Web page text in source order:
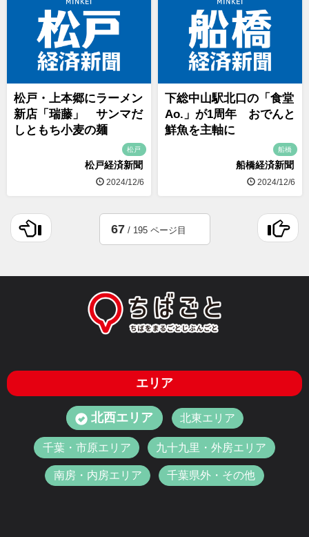
松戸・上本郷にラーメン
新店「瑞藤」 サンマだ
しともち小麦の麺
松戸
松戸経済新聞
2024/12/6
下総中山駅北口の「食堂
Ao.」が1周年 おでんと
鮮魚を主軸に
船橋
船橋経済新聞
2024/12/6
67 / 195 ページ目
エリア
北西エリア 北東エリア
千葉・市原エリア 九十九里・外房エリア
南房・内房エリア 千葉県外・その他